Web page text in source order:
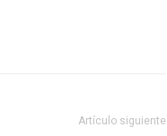
Artículo siguiente